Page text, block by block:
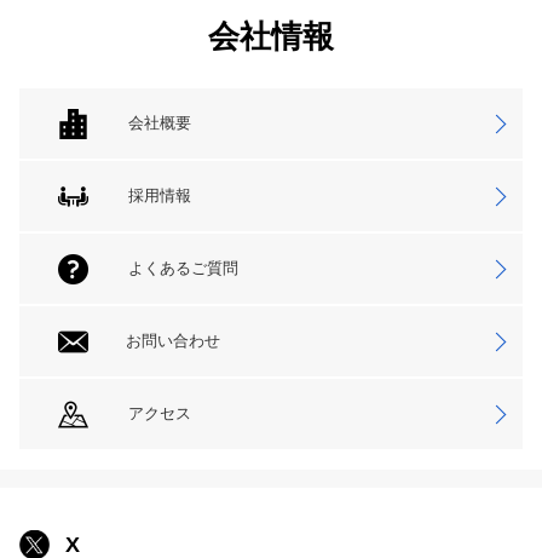
会社情報
会社概要
採用情報
よくあるご質問
お問い合わせ
アクセス
X